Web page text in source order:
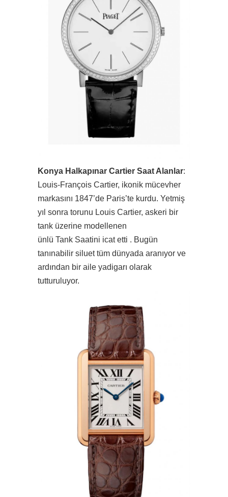
Konya Halkapınar Cartier Saat Alanlar:
Louis-François Cartier, ikonik mücevher
markasını 1847’de Paris’te kurdu. Yetmiş
yıl sonra torunu Louis Cartier, askeri bir
tank üzerine modellenen
ünlü Tank Saatini icat etti . Bugün
tanınabilir siluet tüm dünyada aranıyor ve
ardından bir aile yadigarı olarak
tutturuluyor.